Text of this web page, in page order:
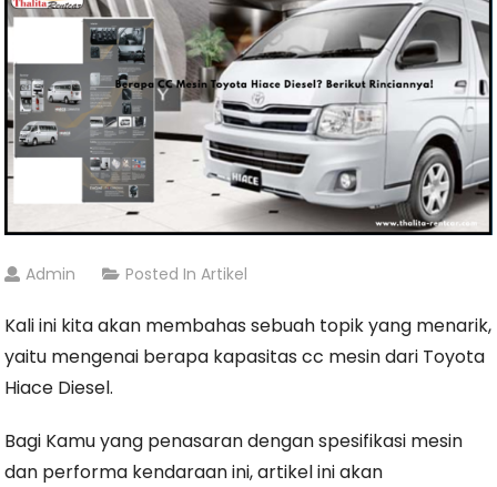
Admin Posted InArtikel
Kali ini kita akan membahas sebuah topik yang menarik,
yaitu mengenai berapa kapasitas cc mesin dari Toyota
Hiace Diesel.
Bagi Kamu yang penasaran dengan spesifikasi mesin
dan performa kendaraan ini, artikel ini akan